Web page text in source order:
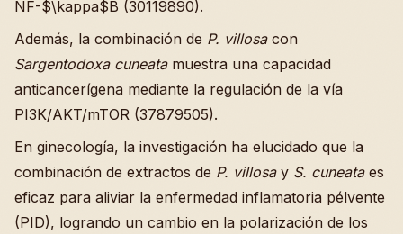
NF-$\kappa$B (30119890).
Además, la combinación de P. villosacon
Sargentodoxa cuneatamuestra una capacidad
anticancerígena mediante la regulación de la vía
PI3K/AKT/mTOR (37879505).
En ginecología, la investigación ha elucidado que la
combinación de extractos de P. villosay S. cuneataes
eficaz para aliviar la enfermedad inflamatoria pélvente
(PID), logrando un cambio en la polarización de los